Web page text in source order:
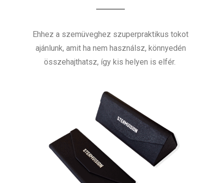
Ehhez a szemüveghez szuperpraktikus tokot
ajánlunk, amit ha nem használsz, könnyedén
összehajthatsz, így kis helyen is elfér.